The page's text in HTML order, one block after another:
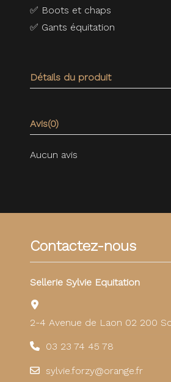
✅ Boots et chaps
✅ Gants équitation
Détails du produit
Avis(0)
Aucun avis
Contactez-nous
Sellerie Sylvie Equitation
2-4 Avenue de Laon 02 200
03 23 74 45 78
sylvie.forzy@orange.fr